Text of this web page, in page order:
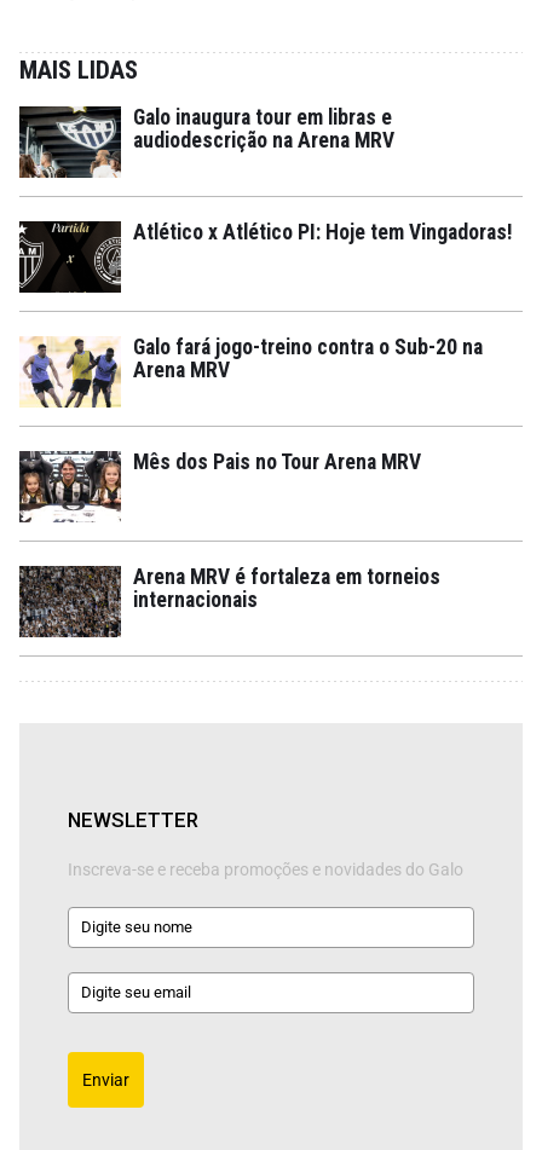
MAIS LIDAS
Galo inaugura tour em libras e
audiodescrição na Arena MRV
Atlético x Atlético PI: Hoje tem Vingadoras!
Galo fará jogo-treino contra o Sub-20 na
Arena MRV
Mês dos Pais no Tour Arena MRV
Arena MRV é fortaleza em torneios
internacionais
NEWSLETTER
Inscreva-se e receba promoções e novidades do Galo
Enviar